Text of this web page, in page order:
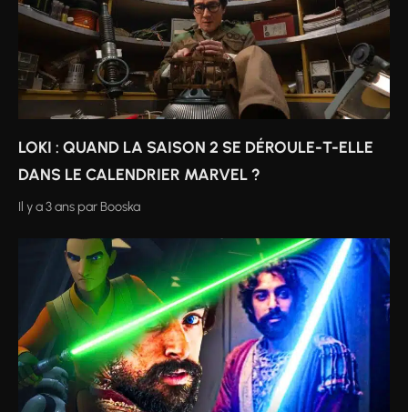
LOKI : QUAND LA SAISON 2 SE DÉROULE-T-ELLE
DANS LE CALENDRIER MARVEL ?
Il y a 3 ans par Booska